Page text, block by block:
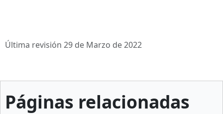
Última revisión 29 de Marzo de 2022
Páginas relacionadas